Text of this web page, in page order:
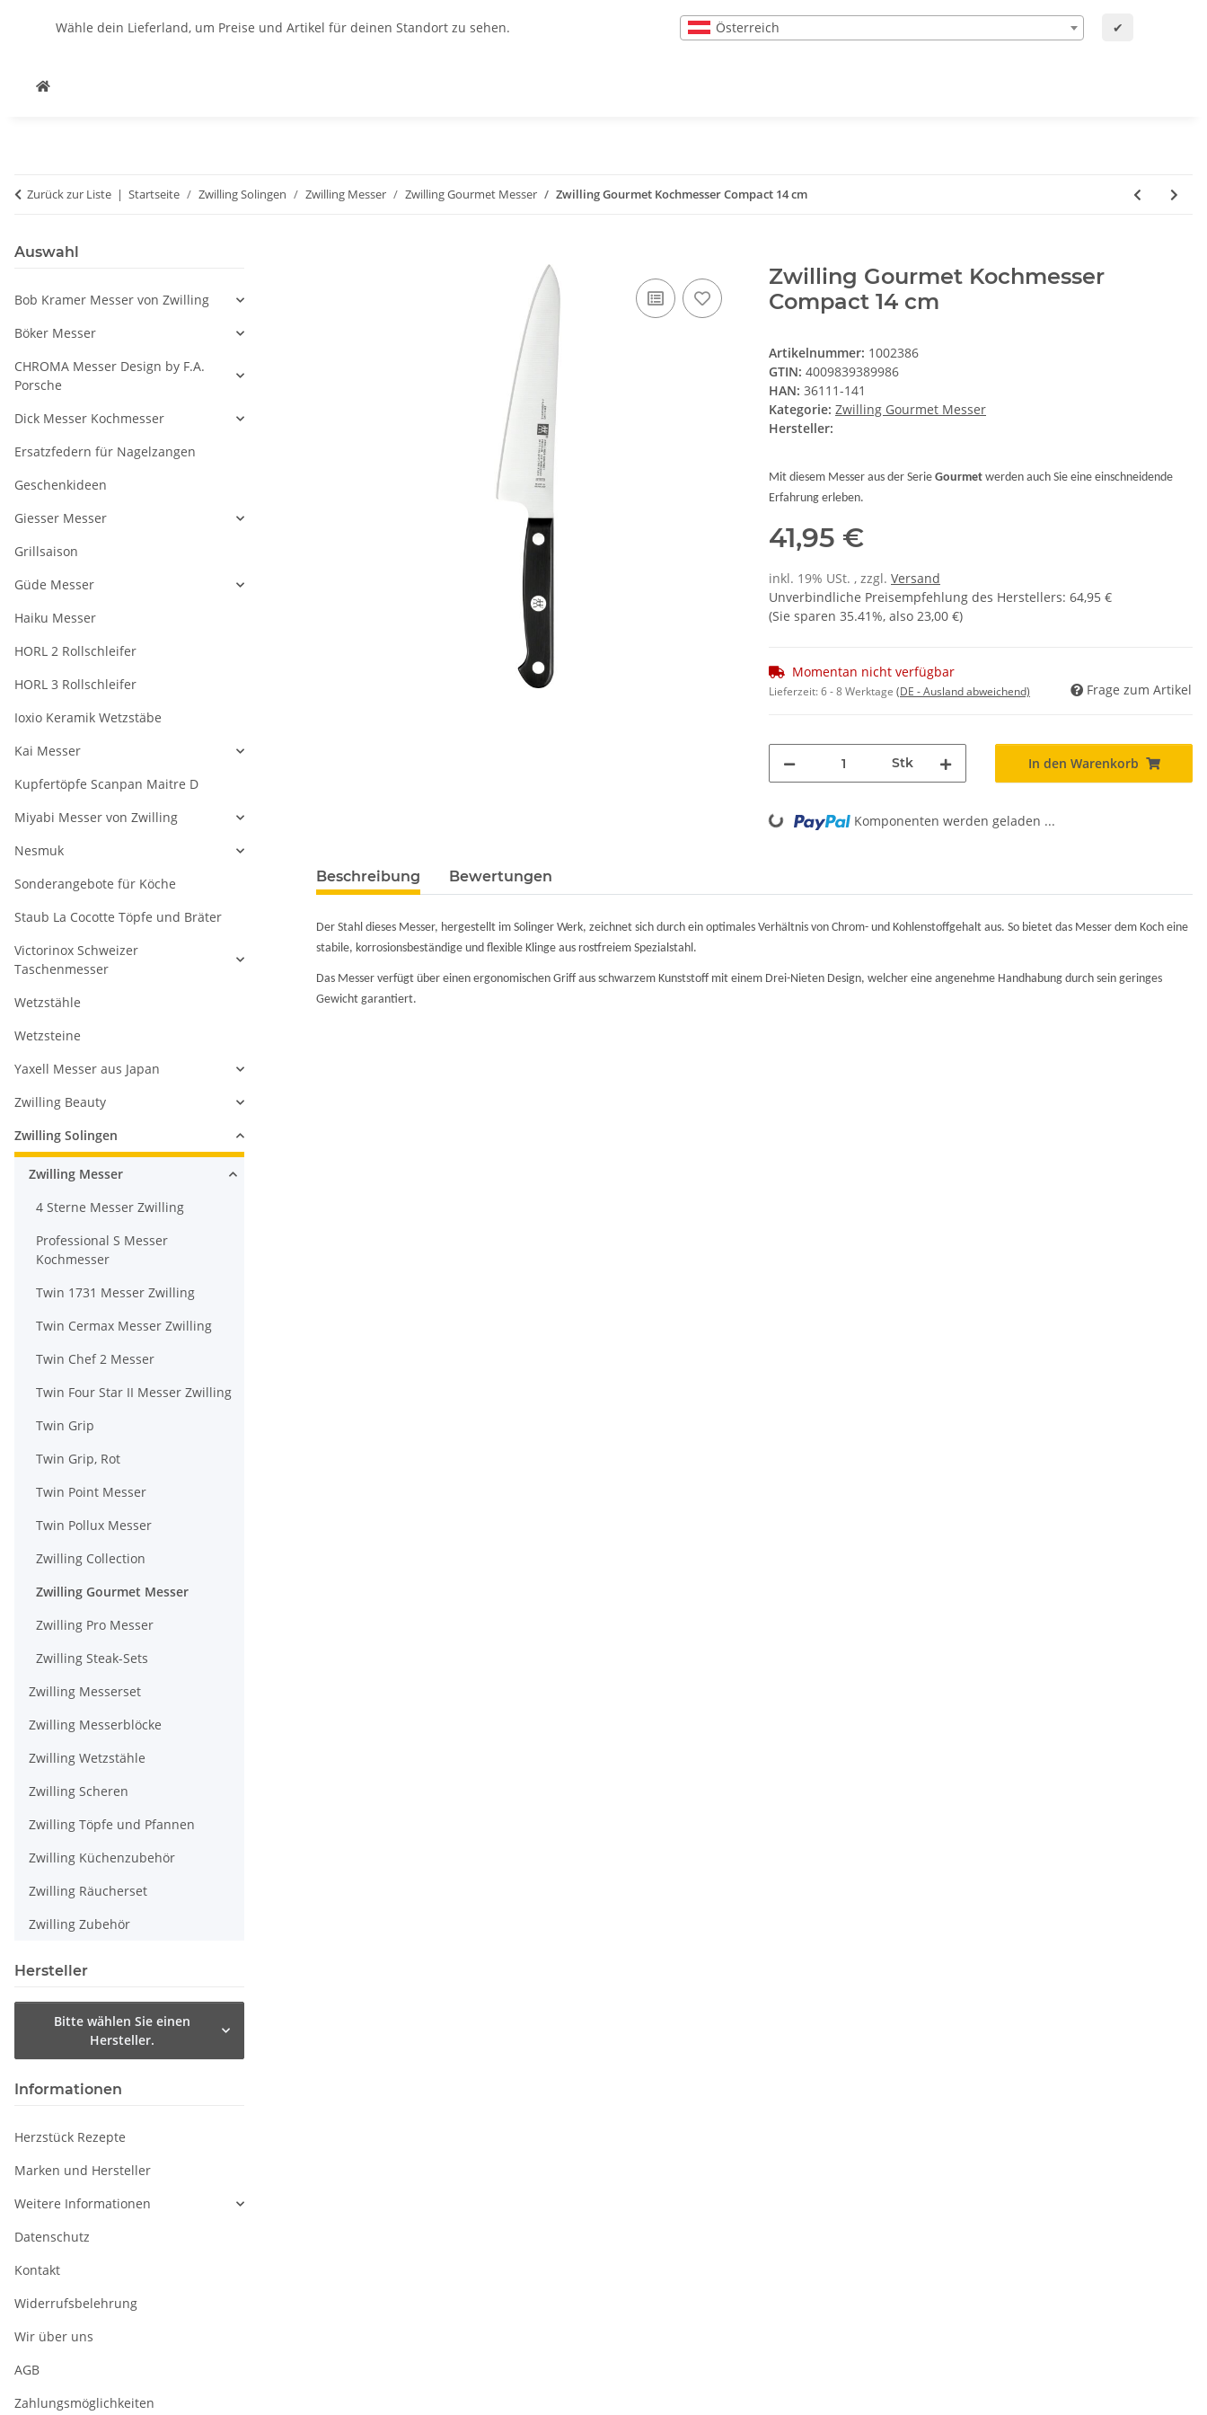
Wähle dein Lieferland, um Preise und Artikel für deinen Standort zu sehen. Österreich ✔
Zurück zur Liste Startseite Zwilling Solingen Zwilling Messer Zwilling Gourmet Messer Zwilling Gourmet Kochmesser Compact 14 cm
Zwilling Gourmet Kochmesser
Compact 14 cm
Artikelnummer: 1002386
GTIN: 4009839389986
HAN: 36111-141
Kategorie: Zwilling Gourmet Messer
Hersteller:
Mit diesem Messer aus der Serie Gourmet werden auch Sie eine einschneidende
Erfahrung erleben.
41,95 €
inkl. 19% USt. , zzgl. Versand
Unverbindliche Preisempfehlung des Herstellers: 64,95 €
(Sie sparen 35.41%, also 23,00 €)
Momentan nicht verfügbar
Lieferzeit:6 - 8 Werktage (DE - Ausland abweichend) Frage zum Artikel
Stk In den Warenkorb
Loading... Komponenten werden geladen ...
Beschreibung Bewertungen
Der Stahl dieses Messer, hergestellt im Solinger Werk, zeichnet sich durch ein optimales Verhältnis von Chrom- und Kohlenstoffgehalt aus. So bietet das Messer dem Koch eine
stabile, korrosionsbeständige und flexible Klinge aus rostfreiem Spezialstahl.
Das Messer verfügt über einen ergonomischen Griff aus schwarzem Kunststoff mit einem Drei-Nieten Design, welcher eine angenehme Handhabung durch sein geringes
Gewicht garantiert.
Auswahl
Bob Kramer Messer von Zwilling
Böker Messer
CHROMA Messer Design by F.A.
Porsche
Dick Messer Kochmesser
Ersatzfedern für Nagelzangen
Geschenkideen
Giesser Messer
Grillsaison
Güde Messer
Haiku Messer
HORL 2 Rollschleifer
HORL 3 Rollschleifer
Ioxio Keramik Wetzstäbe
Kai Messer
Kupfertöpfe Scanpan Maitre D
Miyabi Messer von Zwilling
Nesmuk
Sonderangebote für Köche
Staub La Cocotte Töpfe und Bräter
Victorinox Schweizer
Taschenmesser
Wetzstähle
Wetzsteine
Yaxell Messer aus Japan
Zwilling Beauty
Zwilling Solingen
Zwilling Messer
4 Sterne Messer Zwilling
Professional S Messer
Kochmesser
Twin 1731 Messer Zwilling
Twin Cermax Messer Zwilling
Twin Chef 2 Messer
Twin Four Star II Messer Zwilling
Twin Grip
Twin Grip, Rot
Twin Point Messer
Twin Pollux Messer
Zwilling Collection
Zwilling Gourmet Messer
Zwilling Pro Messer
Zwilling Steak-Sets
Zwilling Messerset
Zwilling Messerblöcke
Zwilling Wetzstähle
Zwilling Scheren
Zwilling Töpfe und Pfannen
Zwilling Küchenzubehör
Zwilling Räucherset
Zwilling Zubehör
Hersteller
Bitte wählen Sie einen
Hersteller.
Informationen
Herzstück Rezepte
Marken und Hersteller
Weitere Informationen
Datenschutz
Kontakt
Widerrufsbelehrung
Wir über uns
AGB
Zahlungsmöglichkeiten